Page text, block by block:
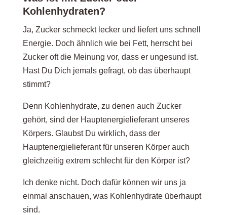
Kohlenhydraten?
Ja, Zucker schmeckt lecker und liefert uns schnell
Energie. Doch ähnlich wie bei Fett, herrscht bei
Zucker oft die Meinung vor, dass er ungesund ist.
Hast Du Dich jemals gefragt, ob das überhaupt
stimmt?
Denn Kohlenhydrate, zu denen auch Zucker
gehört, sind der Hauptenergielieferant unseres
Körpers. Glaubst Du wirklich, dass der
Hauptenergielieferant für unseren Körper auch
gleichzeitig extrem schlecht für den Körper ist?
Ich denke nicht. Doch dafür können wir uns ja
einmal anschauen, was Kohlenhydrate überhaupt
sind.